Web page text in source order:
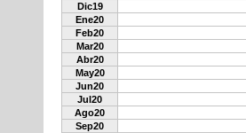
Dic19
Ene20
Feb20
Mar20
Abr20
May20
Jun20
Jul20
Ago20
Sep20